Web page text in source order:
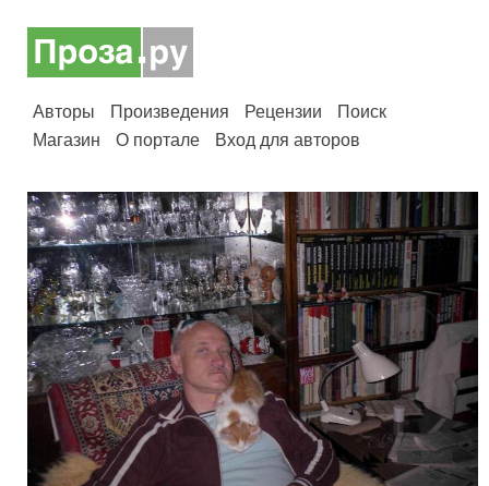
Авторы Произведения Рецензии
Поиск
Магазин
О портале Вход для авторов